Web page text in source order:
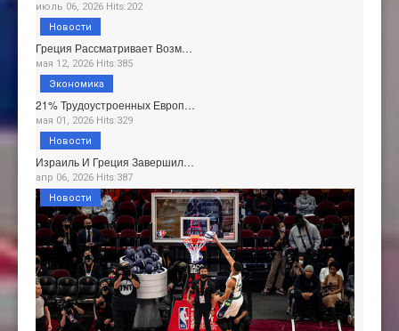
июль 06, 2026 Hits:202
Греция Рассматривает Возм…
мая 12, 2026 Hits:385
Новости
21% Трудоустроенных Европ…
мая 01, 2026 Hits:329
Экономика
Израиль И Греция Завершил…
апр 06, 2026 Hits:387
Новости
Новости